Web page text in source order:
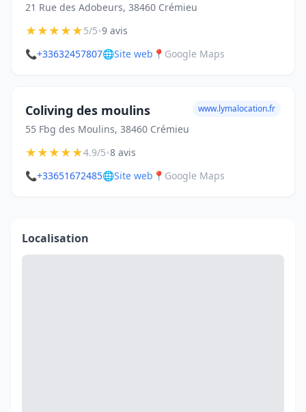
21 Rue des Adobeurs, 38460 Crémieu
★★★★★5/5•9 avis
📞+33632457807🌐Site web 📍 Google Maps
Coliving des moulins
55 Fbg des Moulins, 38460 Crémieu
www.lymalocation.fr
★★★★★4.9/5•8 avis
📞+33651672485🌐Site web 📍 Google Maps
Localisation